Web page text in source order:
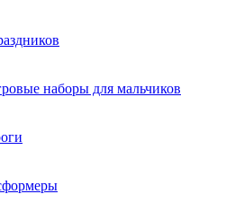
наборы для мальчиков